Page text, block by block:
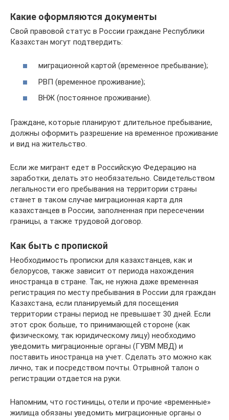
Какие оформляются документы
Свой правовой статус в России граждане Республики
Казахстан могут подтвердить:
миграционной картой (временное пребывание);
РВП (временное проживание);
ВНЖ (постоянное проживание).
Граждане, которые планируют длительное пребывание,
должны оформить разрешение на временное проживание
и вид на жительство.
Если же мигрант едет в Российскую Федерацию на
заработки, делать это необязательно. Свидетельством
легальности его пребывания на территории страны
станет в таком случае миграционная карта для
казахстанцев в России, заполненная при пересечении
границы, а также трудовой договор.
Как быть с пропиской
Необходимость прописки для казахстанцев, как и
белорусов, также зависит от периода нахождения
иностранца в стране. Так, не нужна даже временная
регистрация по месту пребывания в России для граждан
Казахстана, если планируемый для посещения
территории страны период не превышает 30 дней. Если
этот срок больше, то принимающей стороне (как
физическому, так юридическому лицу) необходимо
уведомить миграционные органы (ГУВМ МВД) и
поставить иностранца на учет. Сделать это можно как
лично, так и посредством почты. Отрывной талон о
регистрации отдается на руки.
Напомним, что гостиницы, отели и прочие «временные»
жилища обязаны уведомить миграционные органы о